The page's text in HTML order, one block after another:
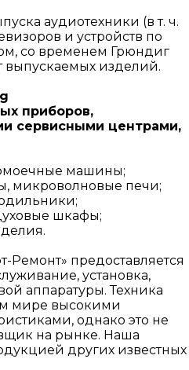
аудиотехники (в т. ч.
и устройств по
со временем Грюндиг
выпускаемых изделий.
приборов,
сервисными центрами,
машины;
микроволновые печи;
шкафы;
Ремонт» предоставляется
установка,
аппаратуры. Техника
мире высокими
однако это не
на рынке. Наша
других известных